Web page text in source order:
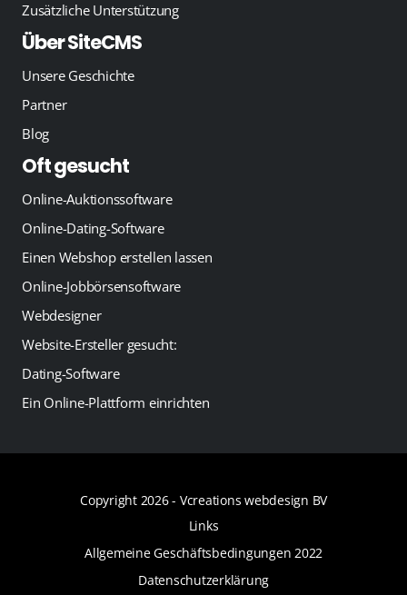
Zusätzliche Unterstützung
Über SiteCMS
Unsere Geschichte
Partner
Blog
Oft gesucht
Online-Auktionssoftware
Online-Dating-Software
Einen Webshop erstellen lassen
Online-Jobbörsensoftware
Webdesigner
Website-Ersteller gesucht:
Dating-Software
Ein Online-Plattform einrichten
Copyright 2026 - Vcreations webdesign BV
Links
Allgemeine Geschäftsbedingungen 2022
Datenschutzerklärung